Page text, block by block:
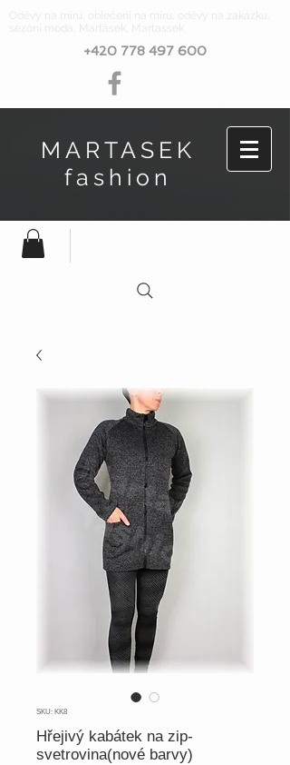
Oděvy na míru, oblečení na míru, oděvy na zakázku,
sezóní móda, Marťásek, Martassek
+420 778 497 600
MARTASEK
fashion
SKU: KK8
Hřejivý kabátek na zip-
svetrovina(nové barvy)